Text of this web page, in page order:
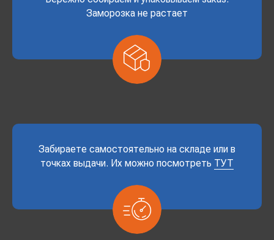
Заморозка не растает
Забираете самостоятельно на складе или в
точках выдачи. Их можно посмотреть ТУТ